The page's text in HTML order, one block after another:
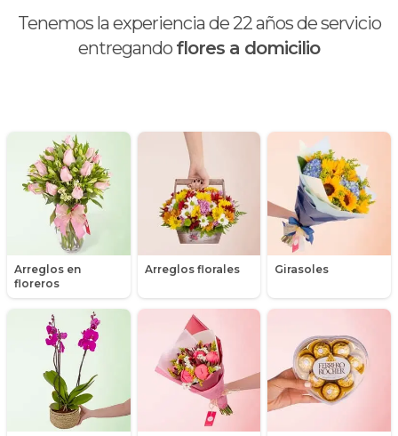
Tenemos la experiencia de 22años de servicio
entregando flores a domicilio
Arreglos en
floreros
Arreglos florales Girasoles
Chocolates y galletas
Día de la secretaria
Flores y Regalos de Navidad
Gerberas
Girasoles
Globos
Graduación
Hipericum
Libros